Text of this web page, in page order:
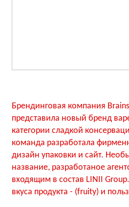
Брендинговая компания
представила новый бренд
категории сладкой
команда разработала
дизайн упаковки и сайт.
название, разработаное
входящим в состав LINII
вкуса продукта - (fruity) и